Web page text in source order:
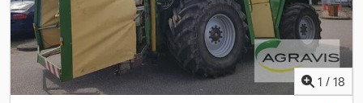
1 / 18